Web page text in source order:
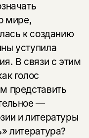
мире,
к созданию
уступила
В связи с этим
голос
представить
—
и литературы
литература?